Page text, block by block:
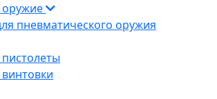
оружие
пневматического оружия